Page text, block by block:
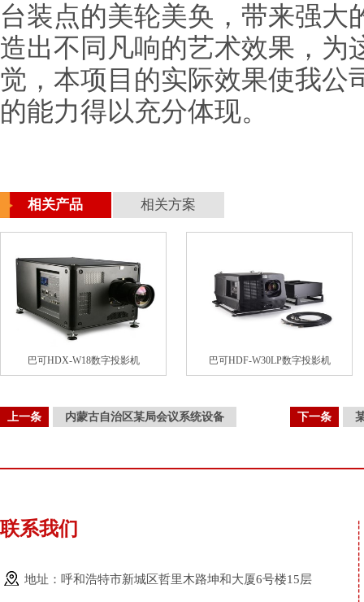
台装点的美轮美奂，带来强大
造出不同凡响的艺术效果，为
觉，本项目的实际效果使我公
的能力得以充分体现。
相关产品 相关方案
巴可HDX-W18数字投影机 巴可HDF-W30LP数字投影机
上一条 内蒙古自治区某局会议系统设备 下一条
联系我们
地址：呼和浩特市新城区哲里木路坤和大厦6号楼15层